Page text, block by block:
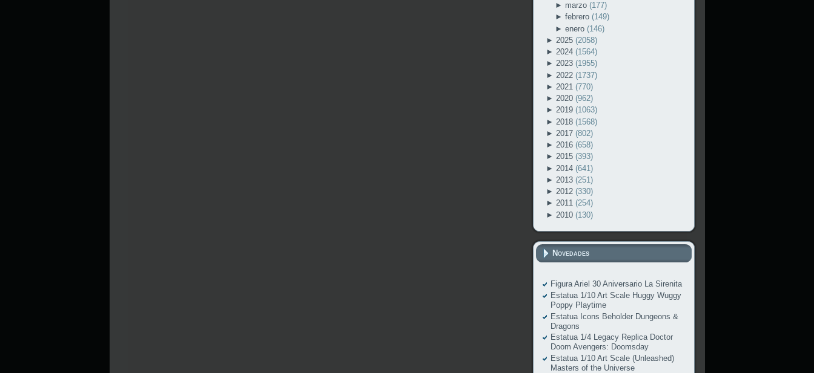
► marzo(177)
►febrero(149)
►enero(146)
► 2025 (2058)
► 2024 (1564)
► 2023 (1955)
► 2022 (1737)
► 2021 (770)
► 2020 (962)
► 2019 (1063)
► 2018 (1568)
► 2017 (802)
► 2016 (658)
► 2015 (393)
► 2014 (641)
► 2013 (251)
► 2012 (330)
► 2011 (254)
► 2010 (130)
Novedades
Figura Ariel 30 Aniversario La Sirenita
Estatua 1/10 Art Scale Huggy Wuggy
Poppy Playtime
Estatua Icons Beholder Dungeons &
Dragons
Estatua 1/4 Legacy Replica Doctor
Doom Avengers: Doomsday
Estatua 1/10 Art Scale (Unleashed)
Masters of the Universe